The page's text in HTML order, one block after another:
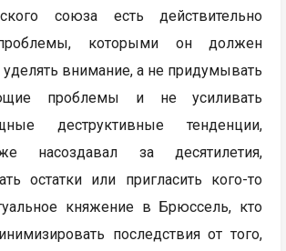
союза есть действительно
которыми он должен
уделять внимание, а не придумывать
проблемы и не усиливать
деструктивные тенденции,
насоздавал за десятилетия,
остатки или пригласить кого-то
княжение в Брюссель, кто
последствия от того,